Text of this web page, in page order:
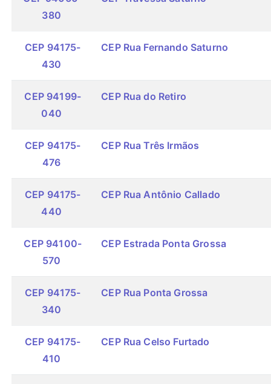
380
CEP 94175-
430
CEP Rua Fernando Saturno
CEP 94199-
040
CEP Rua do Retiro
CEP 94175-
476
CEP Rua Três Irmãos
CEP 94175-
440
CEP Rua Antônio Callado
CEP 94100-
570
CEP Estrada Ponta Grossa
CEP 94175-
340
CEP Rua Ponta Grossa
CEP 94175-
410
CEP Rua Celso Furtado